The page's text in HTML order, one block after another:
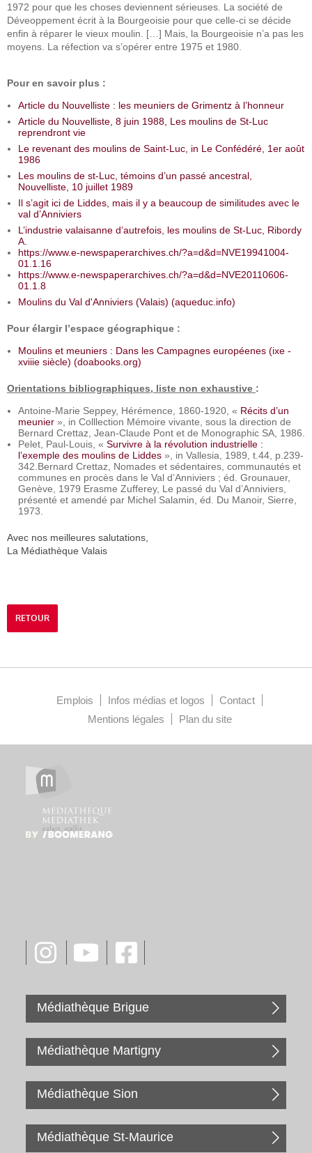
1972 pour que les choses deviennent sérieuses. La société de
Déveoppement écrit à la Bourgeoisie pour que celle-ci se décide
enfin à réparer le vieux moulin. […] Mais, la Bourgeoisie n’a pas les
moyens. La réfection va s’opérer entre 1975 et 1980.
Pour en savoir plus :
Article du Nouvelliste : les meuniers de Grimentz à l’honneur
Article du Nouvelliste, 8 juin 1988, Les moulins de St-Luc
reprendront vie
Le revenant des moulins de Saint-Luc, in Le Confédéré, 1er août
1986
Les moulins de st-Luc, témoins d’un passé ancestral,
Nouvelliste, 10 juillet 1989
Il s’agit ici de Liddes, mais il y a beaucoup de similitudes avec le
val d’Anniviers
L’industrie valaisanne d’autrefois, les moulins de St-Luc, Ribordy
A.
https://www.e-newspaperarchives.ch/?a=d&d=NVE19941004-
01.1.16
https://www.e-newspaperarchives.ch/?a=d&d=NVE20110606-
01.1.8
Moulins du Val d'Anniviers (Valais) (aqueduc.info)
Pour élargir l’espace géographique :
Moulins et meuniers : Dans les Campagnes européenes (ixe -
xviiie siècle) (doabooks.org)
Orientations bibliographiques, liste non exhaustive :
Antoine-Marie Seppey, Hérémence, 1860-1920, « Récits d’un
meunier », in Colllection Mémoire vivante, sous la direction de
Bernard Crettaz, Jean-Claude Pont et de Monographic SA, 1986.
Pelet, Paul-Louis, « Survivre à la révolution industrielle :
l’exemple des moulins de Liddes », in Vallesia, 1989, t.44, p.239-
342.Bernard Crettaz, Nomades et sédentaires, communautés et
communes en procès dans le Val d’Anniviers ; éd. Grounauer,
Genève, 1979 Erasme Zufferey, Le passé du Val d’Anniviers,
présenté et amendé par Michel Salamin, éd. Du Manoir, Sierre,
1973.
Avec nos meilleures salutations,
La Médiathèque Valais
RETOUR
Emplois Infos médias et logos
Contact
Mentions légales
Plan du site
Médiathèque Brigue
Médiathèque Martigny
Médiathèque Sion
Médiathèque St-Maurice